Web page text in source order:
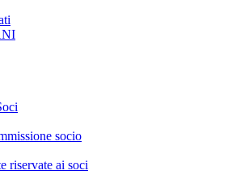
socio
riservate ai soci